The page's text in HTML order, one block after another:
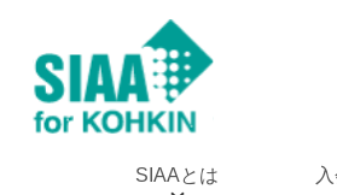
SIAAとは